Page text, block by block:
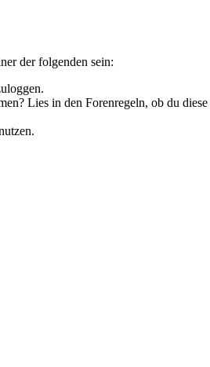
der folgenden sein:
Lies in den Forenregeln, ob du